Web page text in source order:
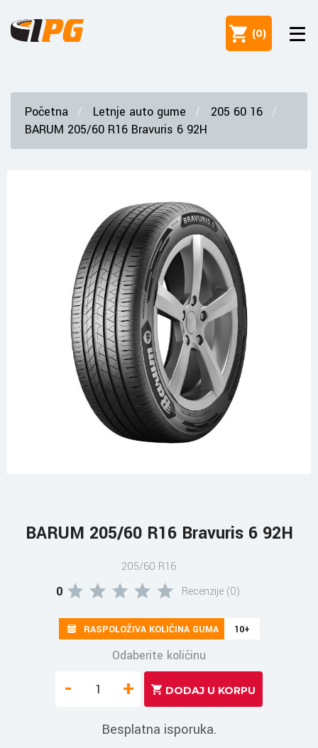
(0)
Početna Letnje auto gume
205 60 16
BARUM 205/60 R16 Bravuris 6 92H
BARUM 205/60 R16 Bravuris 6 92H
205/60 R16
0 Recenzije (0)
RASPOLOŽIVA KOLIČINA GUMA 10+
Odaberite količinu
- +
Besplatna isporuka.